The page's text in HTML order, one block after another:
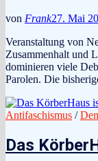
von Frank27. Mai
Veranstaltung von
Zusammenhalt und
dominieren viele
Parolen. Die
Antifaschismus /
Das